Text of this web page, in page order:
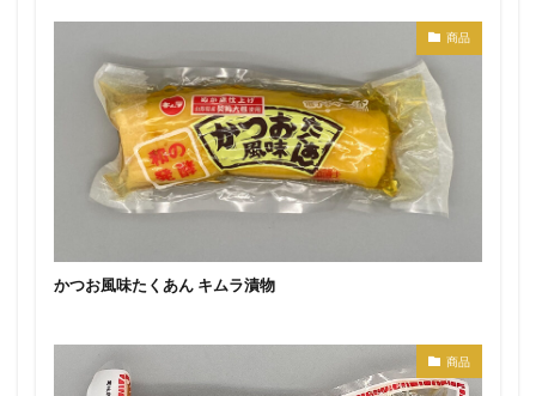
商品
かつお風味たくあん キムラ漬物
商品